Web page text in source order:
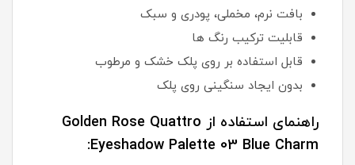
بافت نرم، مخملی، پودری و سبک
قابلیت ترکیب رنگ ها
قابل استفاده بر روی پلک خشک و مرطوب
بدون ایجاد سنگینی روی پلک
راهنمای استفاده از Golden Rose Quattro
Eyeshadow Palette 03 Blue Charm: